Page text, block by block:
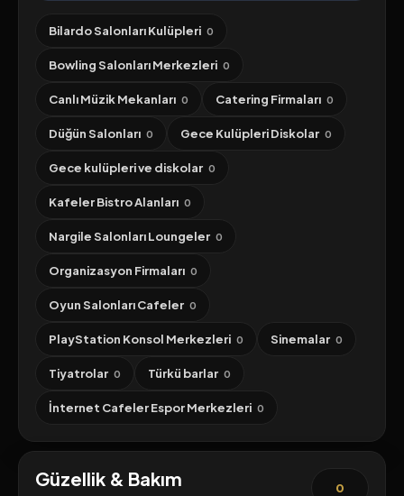
Bilardo Salonları Kulüpleri 0
Bowling Salonları Merkezleri 0
Canlı Müzik Mekanları 0 Catering Firmaları 0
Düğün Salonları 0 Gece Kulüpleri Diskolar 0
Gece kulüpleri ve diskolar 0
Kafeler Bistro Alanları 0
Nargile Salonları Loungeler 0
Organizasyon Firmaları 0
Oyun Salonları Cafeler 0
PlayStation Konsol Merkezleri 0 Sinemalar 0
Tiyatrolar 0 Türkü barlar 0
İnternet Cafeler Espor Merkezleri 0
Güzellik & Bakım 0